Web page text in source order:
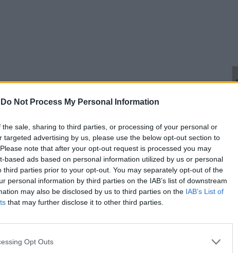
Do Not Process My Personal Information
the sale, sharing to third parties, or processing of your personal or
targeted advertising by us, please use the below opt-out section to
note that after your opt-out request is processed you may
based ads based on personal information utilized by us or personal
third parties prior to your opt-out. You may separately opt-out of the
personal information by third parties on the IAB’s list of downstream
may also be disclosed by us to third parties on the IAB’s List of
that may further disclose it to other third parties.
Opt Outs